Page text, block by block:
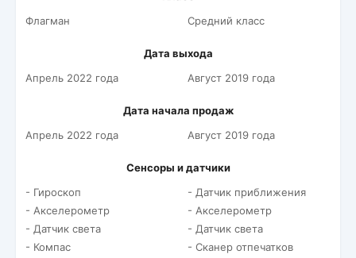
Флагман
Средний класс
Дата выхода
Апрель 2022 года
Август 2019 года
Дата начала продаж
Апрель 2022 года
Август 2019 года
Сенсоры и датчики
- Гироскоп
- Акселерометр
- Датчик света
- Компас
- Датчик приближения
- Акселерометр
- Датчик света
- Сканер отпечатков